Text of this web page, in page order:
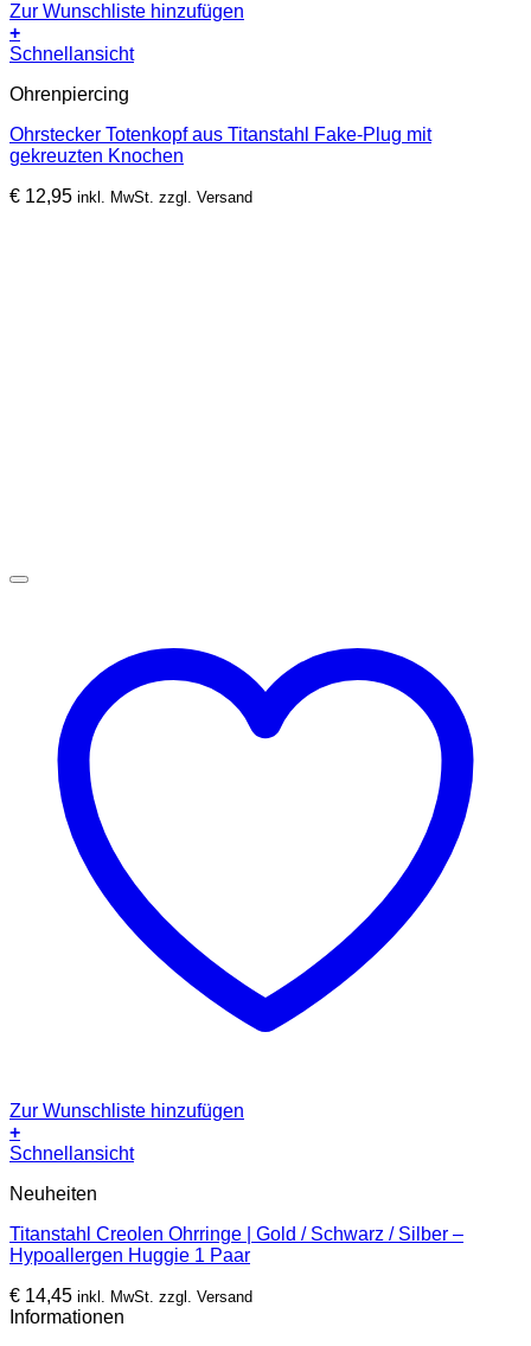
Zur Wunschliste hinzufügen
+
Schnellansicht
Ohrenpiercing
Ohrstecker Totenkopf aus Titanstahl Fake-Plug mit
gekreuzten Knochen
€ 12,95 inkl. MwSt. zzgl. Versand
Zur Wunschliste hinzufügen
+
Dieses
weist
Varianten
auf.
Optionen
können
Schnellansicht
Neuheiten
Titanstahl Creolen Ohrringe | Gold / Schwarz / Silber –
Hypoallergen Huggie 1 Paar
€ 14,45 inkl. MwSt. zzgl. Versand
Informationen